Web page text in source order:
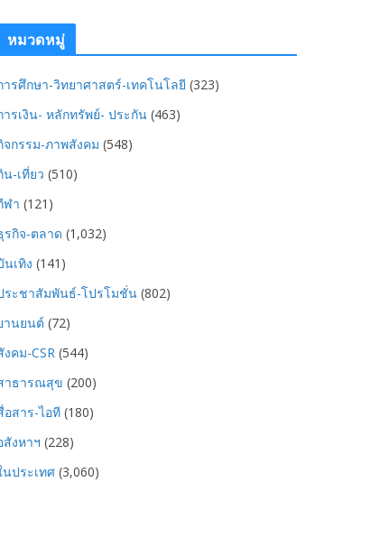
หมวดหมู่
ารศึกษา-วิทยาศาสตร์-เทคโนโลยี (323)
ารเงิน- หลักทรัพย์- ประกัน (463)
จกรรม-ภาพสังคม (548)
น-เที่ยว (510)
ฬา (121)
รกิจ-ตลาด (1,032)
นเทิง (141)
ระชาสัมพันธ์-โปรโมชั่น (802)
านยนต์ (72)
งคม-CSR (544)
าธารณสุข (200)
อสาร-ไอที (180)
สังหาฯ (228)
นประเทศ (3,060)